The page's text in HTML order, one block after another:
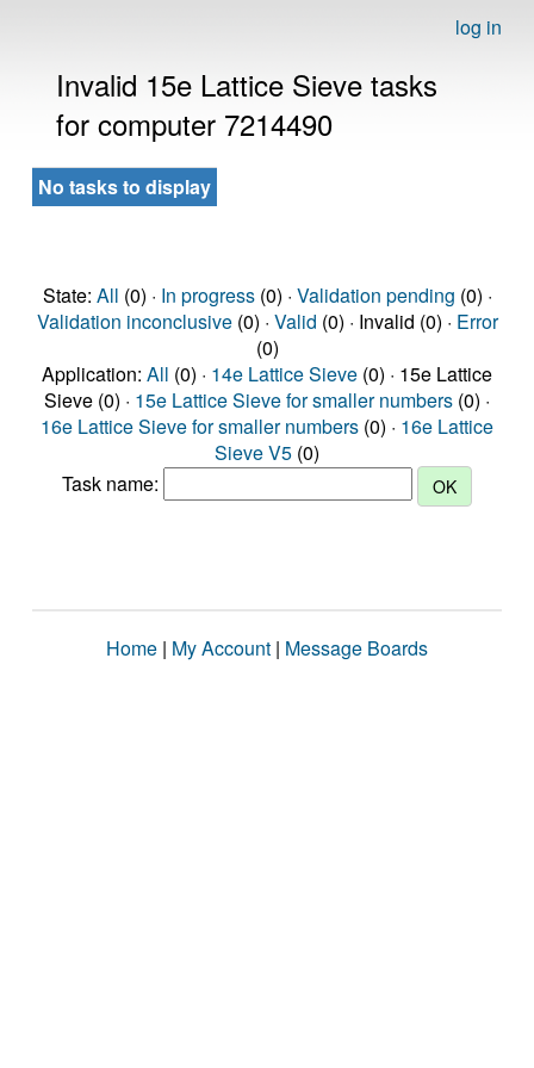
log in
Invalid 15e Lattice Sieve tasks
for computer 7214490
No tasks to display
State: All (0) · In progress(0) · Validation pending (0) ·
Validation inconclusive(0) · Valid (0) · Invalid (0) · Error
(0)
Application: All (0) · 14e Lattice Sieve (0) · 15e Lattice
Sieve (0) · 15e Lattice Sieve for smaller numbers (0) ·
16e Lattice Sieve for smaller numbers (0) · 16e Lattice
Sieve V5 (0)
Task name:
Home | My Account | Message Boards